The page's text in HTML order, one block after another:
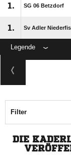
1. SG 06 Betzdorf
1. Sv Adler
Legende
Filter
DIE